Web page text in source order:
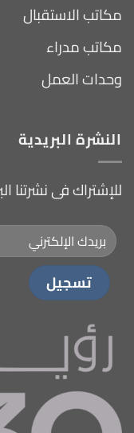
مكاتب الاستقبال
مكاتب مدراء
وحدات العمل
النشرة البريدية
للإشتراك فى نشرتنا